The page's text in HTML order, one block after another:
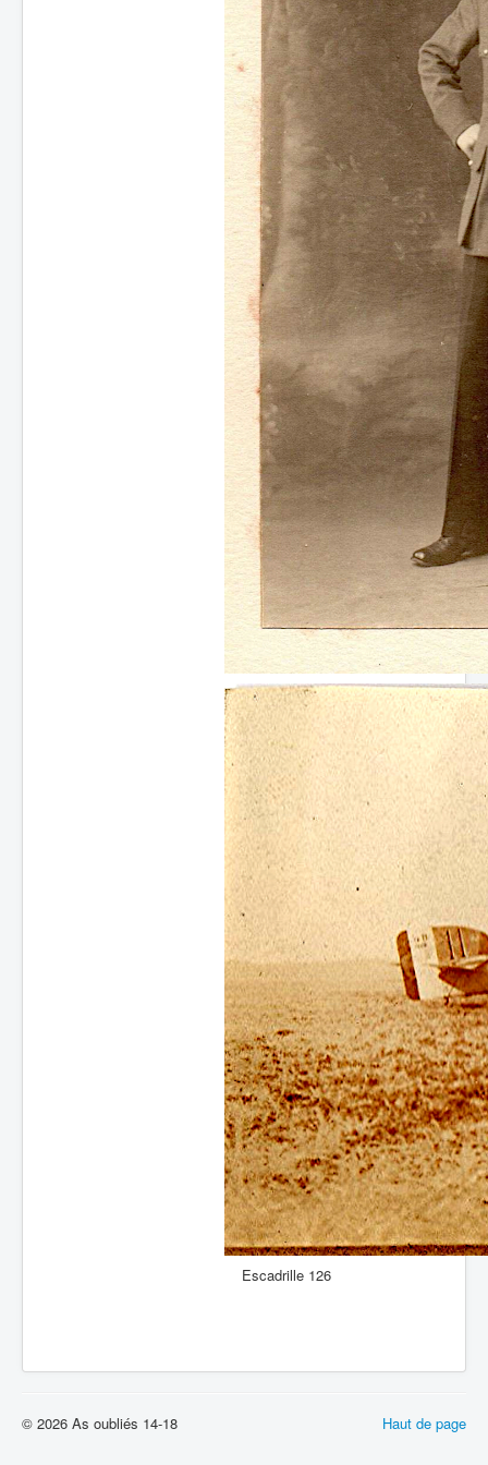
Escadrille 126
Haut de page
© 2026 As oubliés 14-18